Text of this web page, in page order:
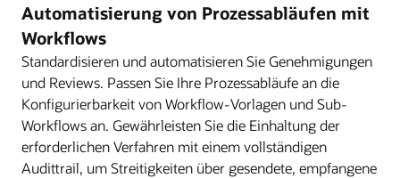
Automatisierung von Prozessabläufen mit
Workflows
Standardisieren und automatisieren Sie Genehmigungen
und Reviews. Passen Sie Ihre Prozessabläufe an die
Konfigurierbarkeit von Workflow-Vorlagen und Sub-
Workflows an. Gewährleisten Sie die Einhaltung der
erforderlichen Verfahren mit einem vollständigen
Audittrail, um Streitigkeiten über gesendete, empfangene